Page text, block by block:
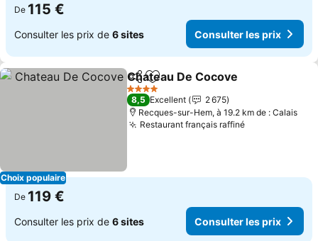
De 115 €
Consulter les prix de 6 sites Consulter les prix
Choix populaire
PartagerAjouter à mes favoris
Chateau De Cocove
4 Étoiles
8,5 Excellent
2 675
Recques-sur-Hem, à 19.2 km de : Calais
Restaurant français raffiné
De 119 €
Consulter les prix de 6 sites Consulter les prix